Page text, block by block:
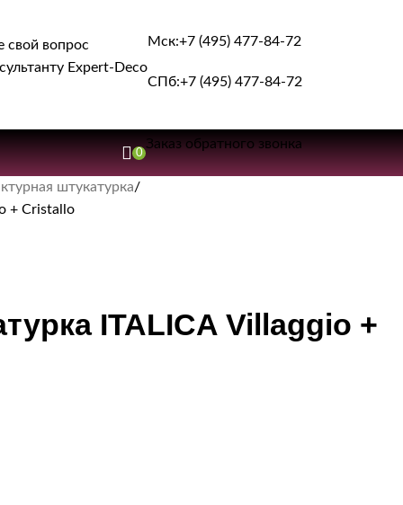
свой вопрос
Expert-Deco
Мск:+7 (495) 477-84-72
СПб:+7 (495) 477-84-72
0
Заказ обратного звонка
штукатурка
+ Cristallo
ITALICA Villaggio +